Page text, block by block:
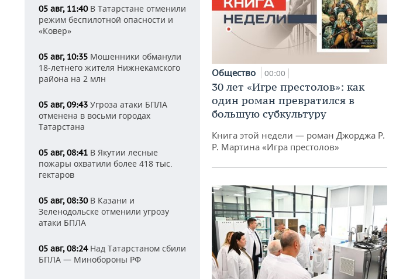
05 авг, 11:40В Татарстане отменили
режим беспилотной опасности и
«Ковер»
05 авг, 10:35 Мошенники обманули
18-летнего жителя Нижнекамского
района на 2 млн
05 авг, 09:43 Угроза атаки БПЛА
отменена в восьми городах
Татарстана
05 авг, 08:41 В Якутии лесные
пожары охватили более 418 тыс.
гектаров
05 авг, 08:30В Казани и
Зеленодольске отменили угрозу
атаки БПЛА
05 авг, 08:24Над Татарстаном сбили
БПЛА — Минобороны РФ
Общество 00:00
30 лет «Игре престолов»: как
один роман превратился в
большую субкультуру
Книга этой недели — роман Джорджа Р.
Р. Мартина «Игра престолов»